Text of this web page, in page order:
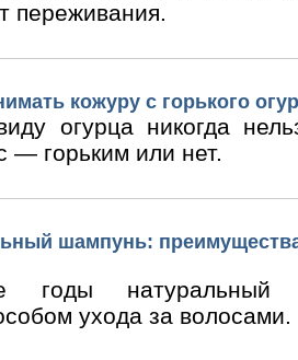
переживания.
кожуру с горького
огурца никогда
— горьким или нет.
шампунь:
годы натуральный
ухода за волосами.